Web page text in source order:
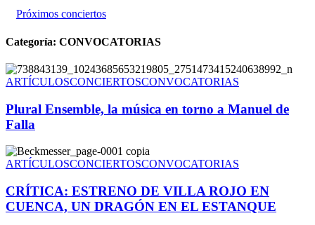
Próximos conciertos
Categoría: CONVOCATORIAS
ARTÍCULOSCONCIERTOSCONVOCATORIAS
Plural Ensemble, la música en torno a Manuel de
Falla
ARTÍCULOSCONCIERTOSCONVOCATORIAS
CRÍTICA: ESTRENO DE VILLA ROJO EN
CUENCA, UN DRAGÓN EN EL ESTANQUE